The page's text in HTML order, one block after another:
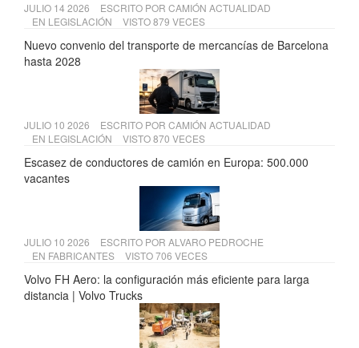
JULIO 14 2026 ESCRITO POR CAMIÓN ACTUALIDAD
EN LEGISLACIÓN VISTO 879 VECES
Nuevo convenio del transporte de mercancías de Barcelona
hasta 2028
JULIO 10 2026 ESCRITO POR CAMIÓN ACTUALIDAD
EN LEGISLACIÓN VISTO 870 VECES
Escasez de conductores de camión en Europa: 500.000
vacantes
JULIO 10 2026 ESCRITO POR ALVARO PEDROCHE
EN FABRICANTES VISTO 706 VECES
Volvo FH Aero: la configuración más eficiente para larga
distancia | Volvo Trucks